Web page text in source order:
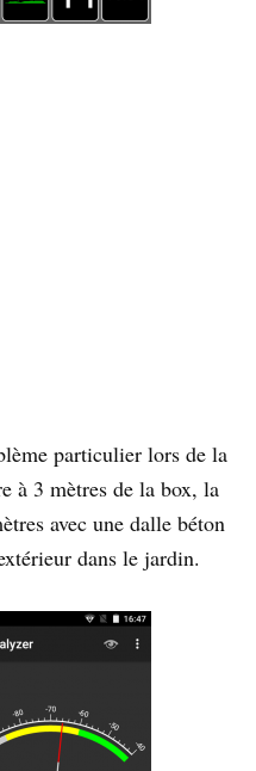
particulier lors de la
à 3 mètres de la box, la
avec une dalle béton
dans le jardin.